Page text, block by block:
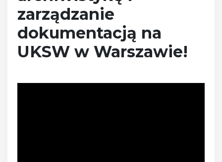
zarządzanie
dokumentacją na
UKSW w Warszawie!